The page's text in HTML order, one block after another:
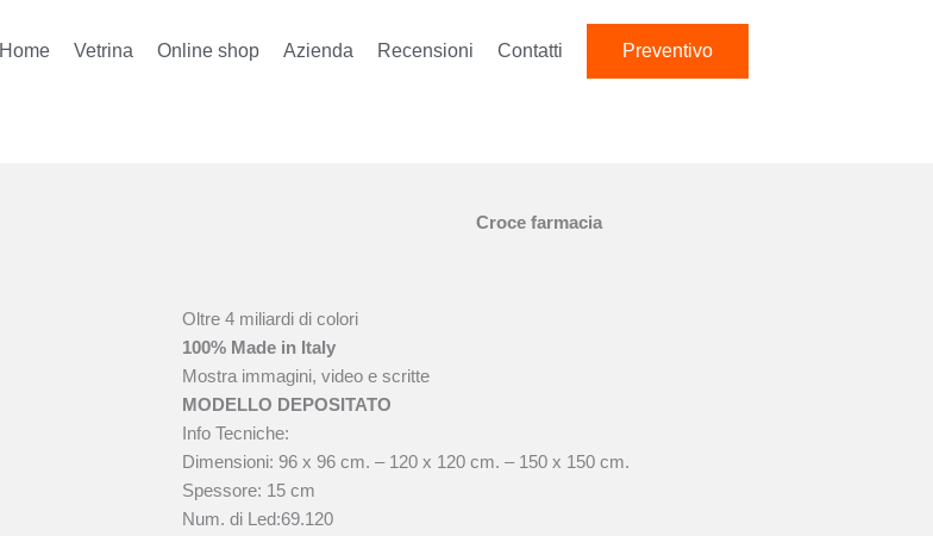
Home Vetrina Online shop Azienda Recensioni Contatti Preventivo
Croce farmacia
Oltre 4 miliardi di colori
100% Made in Italy
Mostra immagini, video e scritte
MODELLO DEPOSITATO
Info Tecniche:
Dimensioni: 96 x 96 cm. – 120 x 120 cm. – 150 x 150 cm.
Spessore: 15 cm
Num. di Led:69.120